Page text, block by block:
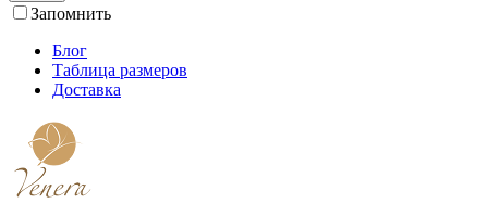
Запомнить
Блог
Таблица размеров
Доставка